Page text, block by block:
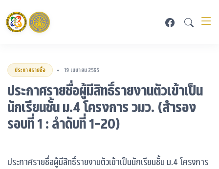
ประกาศรายชื่อ • 19 เมษายน 2565
ประกาศรายชื่อผู้มีสิทธิ์รายงานตัวเข้าเป็น
นักเรียนชั้น ม.4 โครงการ วมว. (สำรอง
รอบที่ 1 : ลำดับที่ 1-20)
ประกาศรายชื่อผู้มีสิทธิ์รายงานตัวเข้าเป็นนักเรียนชั้น ม.4 โครงการ